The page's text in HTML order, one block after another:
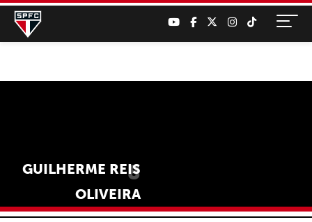
8
GUILHERME REIS
OLIVEIRA